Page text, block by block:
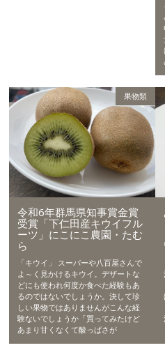
果物類
令和6年群馬県知事賞金賞
受賞「下仁田産キウイフル
ーツ」にこにこ農園・たむ
ら
「キウイ」 スーパーや八百屋さんで
よ～く見かけるキウイ。デザートな
どにも使われ何度か食べた経験もあ
るのではないでしょうか。決して珍
しい果物ではありませんがこんな経
験ないでしょうか「買ってみたけど
あまり甘くなくて酸っぱさが